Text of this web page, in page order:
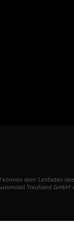
dem 'Leitfaden
Treuhand